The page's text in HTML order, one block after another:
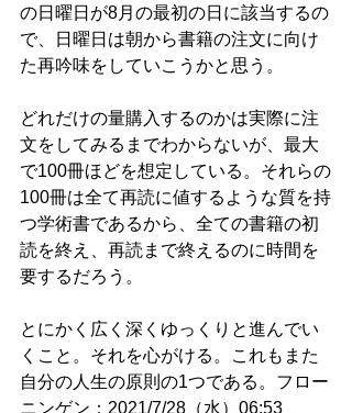
の日曜日が8月の最初の日に該当するの
で、日曜日は朝から書籍の注文に向け
た再吟味をしていこうかと思う。
どれだけの量購入するのかは実際に注
文をしてみるまでわからないが、最大
で100冊ほどを想定している。それらの
100冊は全て再読に値するような質を持
つ学術書であるから、全ての書籍の初
読を終え、再読まで終えるのに時間を
要するだろう。
とにかく広く深くゆっくりと進んでい
くこと。それを心がける。これもまた
自分の人生の原則の1つである。フロー
ニンゲン：2021/7/28（水）06:53